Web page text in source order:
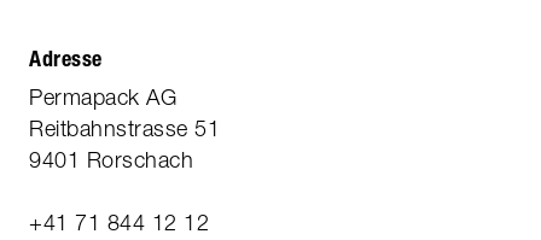
Adresse
Permapack AG
Reitbahnstrasse 51
9401 Rorschach
+41 71 844 12 12